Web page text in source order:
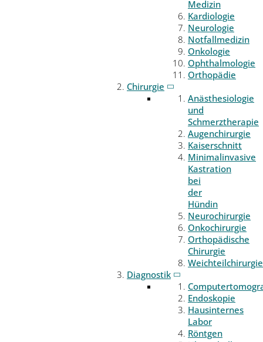
Medizin
Kardiologie
Neurologie
Notfallmedizin
Onkologie
Ophthalmologie
Orthopädie
Chirurgie
Anästhesiologie
und
Schmerztherapie
Augenchirurgie
Kaiserschnitt
Minimalinvasive
Kastration
bei
der
Hündin
Neurochirurgie
Onkochirurgie
Orthopädische
Chirurgie
Weichteilchirurgie
Diagnostik
Endoskopie
Hausinternes
Labor
Röntgen